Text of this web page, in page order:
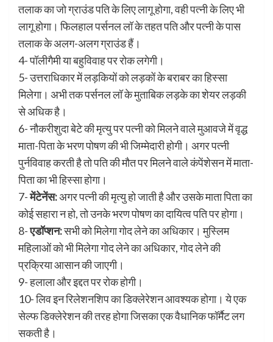
तलाक का जो ग्राउंड पति के लिए लागू होगा, वही पत्नी के लिए भी
लागू होगा। फिलहाल पर्सनल लॉ के तहत पति और पत्नी के पास
तलाक के अलग-अलग ग्राउंड हैं।
4- पॉलीगैमी या बहुविवाह पर रोक लगेगी।
5- उत्तराधिकार में लड़कियों को लड़कों के बराबर का हिस्सा
मिलेगा। अभी तक पर्सनल लॉ के मुताबिक लड़के का शेयर लड़की
से अधिक है।
6- नौकरीशुदा बेटे की मृत्यु पर पत्नी को मिलने वाले मुआवजे में वृद्ध
माता-पिता के भरण पोषण की भी जिम्मेदारी होगी। अगर पत्नी
पुर्नविवाह करती है तो पति की मौत पर मिलने वाले कंपेंशेसन में माता-
पिता का भी हिस्सा होगा।
7-मेंटेनेंस:अगर पत्नी की मृत्यु हो जाती है और उसके माता पिता का
कोई सहारा न हो, तो उनके भरण पोषण का दायित्व पति पर होगा।
8-एडॉप्शन:सभी को मिलेगा गोद लेने का अधिकार। मुस्लिम
महिलाओं को भी मिलेगा गोद लेने का अधिकार, गोद लेने की
प्रक्रिया आसान की जाएगी।
9- हलाला और इद्दत पर रोक होगी।
10- लिव इन रिलेशनशिप का डिक्लेरेशन आवश्यक होगा। ये एक
सेल्फ डिक्लेरेशन की तरह होगा जिसका एक वैधानिक फॉर्मैट लग
सकती है।